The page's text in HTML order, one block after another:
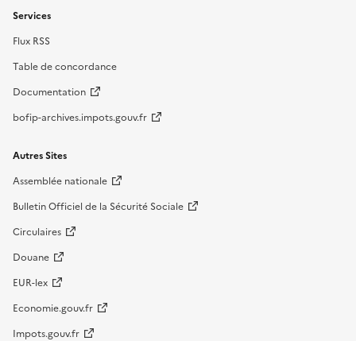
Services
Flux RSS
Table de concordance
Documentation
bofip-archives.impots.gouv.fr
Autres Sites
Assemblée nationale
Bulletin Officiel de la Sécurité Sociale
Circulaires
Douane
EUR-lex
Economie.gouv.fr
Impots.gouv.fr